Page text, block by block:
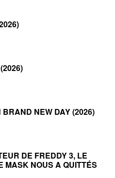
NEW DAY (2026)
DE FREDDY 3, LE
MASK NOUS A QUITTÉS